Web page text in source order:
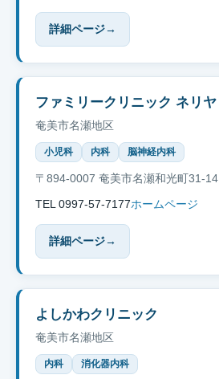
詳細ページ→
ファミリークリニック ネリヤ
奄美市名瀬地区
小児科 内科 脳神経内科
〒894-0007 奄美市名瀬和光町31-14
TEL 0997-57-7177ホームページ
詳細ページ→
よしかわクリニック
奄美市名瀬地区
内科 消化器内科